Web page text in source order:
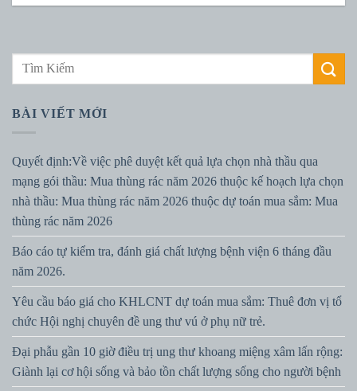
BÀI VIẾT MỚI
Quyết định:Về việc phê duyệt kết quả lựa chọn nhà thầu qua
mạng gói thầu: Mua thùng rác năm 2026 thuộc kế hoạch lựa chọn
nhà thầu: Mua thùng rác năm 2026 thuộc dự toán mua sắm: Mua
thùng rác năm 2026
Báo cáo tự kiểm tra, đánh giá chất lượng bệnh viện 6 tháng đầu
năm 2026.
Yêu cầu báo giá cho KHLCNT dự toán mua sắm: Thuê đơn vị tổ
chức Hội nghị chuyên đề ung thư vú ở phụ nữ trẻ.
Đại phẫu gần 10 giờ điều trị ung thư khoang miệng xâm lấn rộng:
Giành lại cơ hội sống và bảo tồn chất lượng sống cho người bệnh